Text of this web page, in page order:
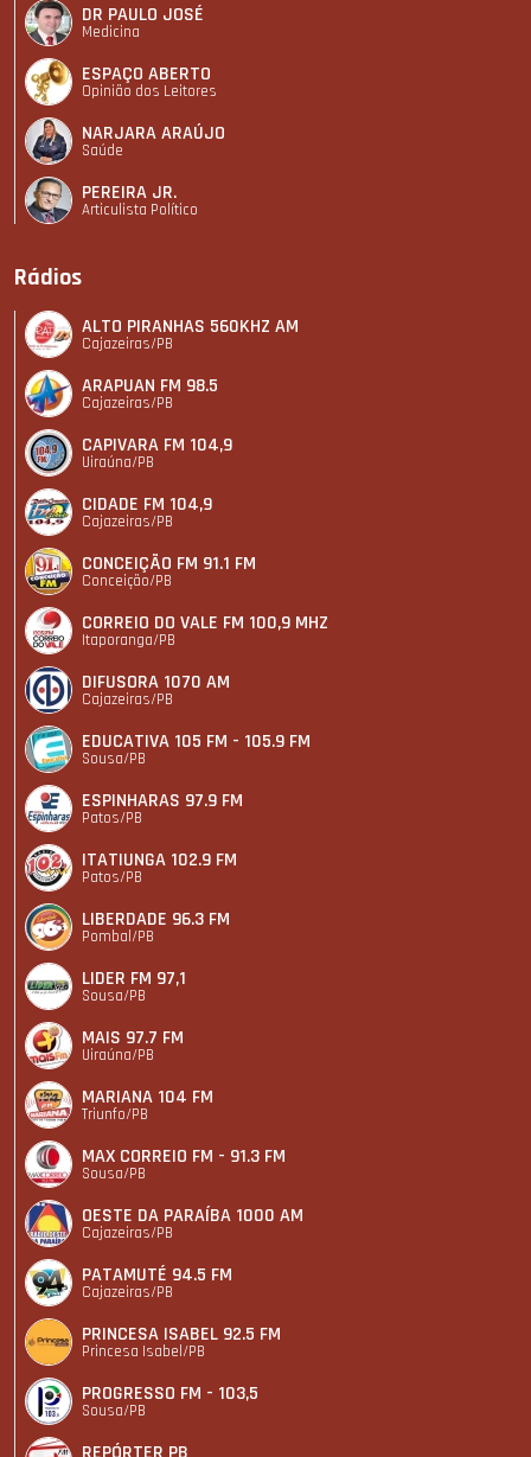
DR PAULO JOSÉ
Medicina
ESPAÇO ABERTO
Opinião dos Leitores
NARJARA ARAÚJO
Saúde
PEREIRA JR.
Articulista Polí­tico
Rádios
ALTO PIRANHAS 560KHZ AM
Cajazeiras/PB
ARAPUAN FM 98.5
Cajazeiras/PB
CAPIVARA FM 104,9
Uiraúna/PB
CIDADE FM 104,9
Cajazeiras/PB
CONCEIÇÃO FM 91.1 FM
Conceição/PB
CORREIO DO VALE FM 100,9 MHZ
Itaporanga/PB
DIFUSORA 1070 AM
Cajazeiras/PB
EDUCATIVA 105 FM - 105.9 FM
Sousa/PB
ESPINHARAS 97.9 FM
Patos/PB
ITATIUNGA 102.9 FM
Patos/PB
LIBERDADE 96.3 FM
Pombal/PB
LIDER FM 97,1
Sousa/PB
MAIS 97.7 FM
Uiraúna/PB
MARIANA 104 FM
Triunfo/PB
MAX CORREIO FM - 91.3 FM
Sousa/PB
OESTE DA PARAÍBA 1000 AM
Cajazeiras/PB
PATAMUTÉ 94.5 FM
Cajazeiras/PB
PRINCESA ISABEL 92.5 FM
Princesa Isabel/PB
PROGRESSO FM - 103,5
Sousa/PB